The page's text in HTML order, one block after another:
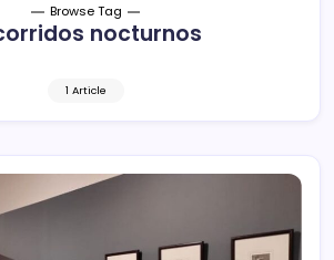
Browse Tag
nocturnos
1 Article